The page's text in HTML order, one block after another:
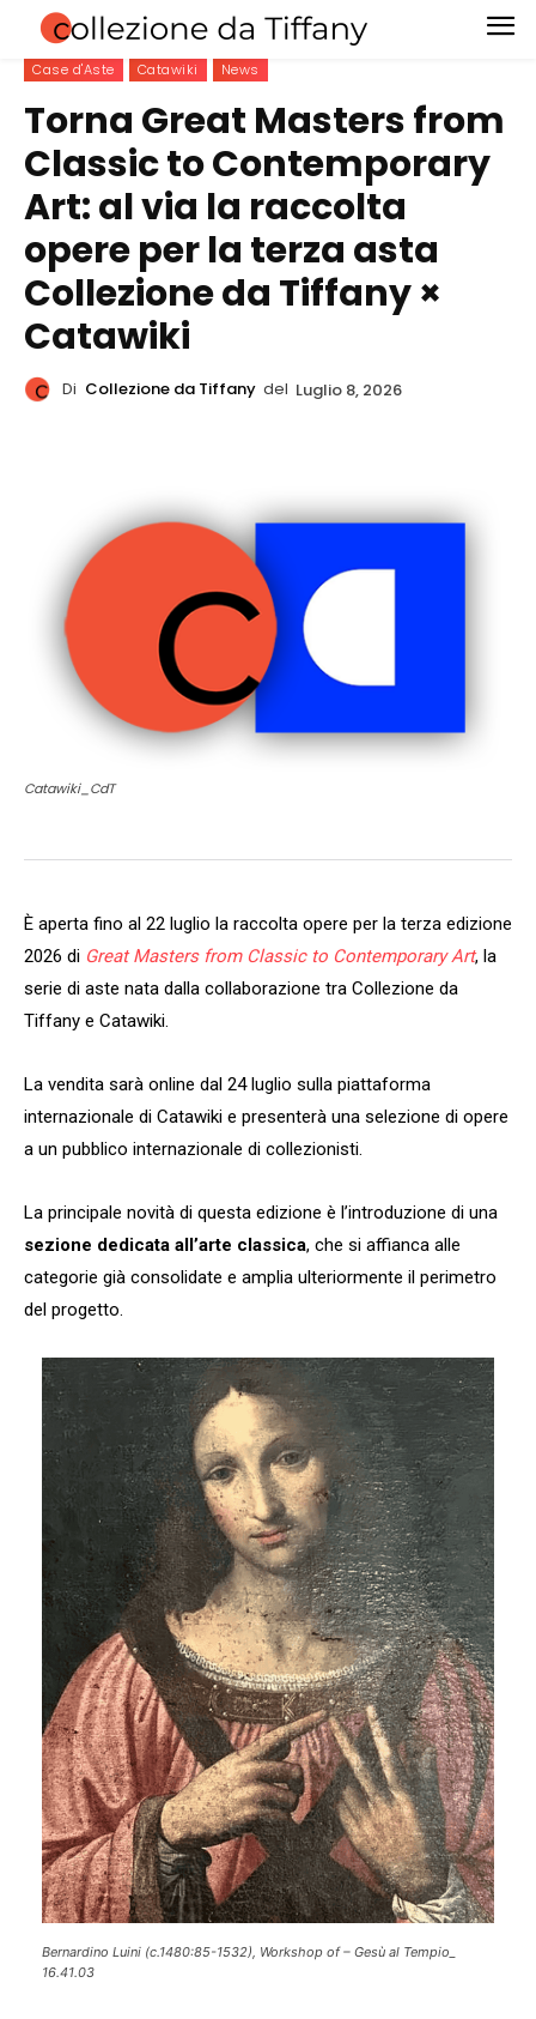
Case d'Aste Catawiki News
Torna Great Masters from
Classic to Contemporary
Art: al via la raccolta
opere per la terza asta
Collezione da Tiffany ×
Catawiki
Di Collezione da Tiffany del Luglio 8, 2026
Catawiki_CdT
È aperta fino al 22 luglio la raccolta opere per la terza edizione
2026 di Great Masters from Classic to Contemporary Art, la
serie di aste nata dalla collaborazione tra Collezione da
Tiffany e Catawiki.
La vendita sarà online dal 24 luglio sulla piattaforma
internazionale di Catawiki e presenterà una selezione di opere
a un pubblico internazionale di collezionisti.
La principale novità di questa edizione è l’introduzione di una
sezione dedicata all’arte classica, che si affianca alle
categorie già consolidate e amplia ulteriormente il perimetro
del progetto.
Bernardino Luini (c.1480:85-1532), Workshop of – Gesù al Tempio_
16.41.03